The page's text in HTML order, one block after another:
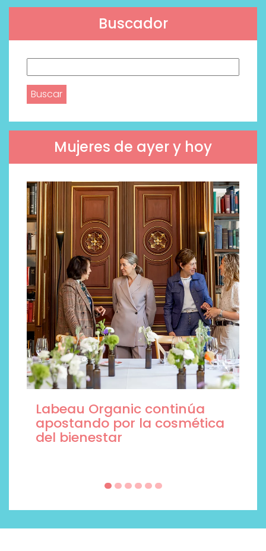
Buscador
Mujeres de ayer y hoy
Las caras de la belleza son
esteticistas y marcas de
cosmética profesional